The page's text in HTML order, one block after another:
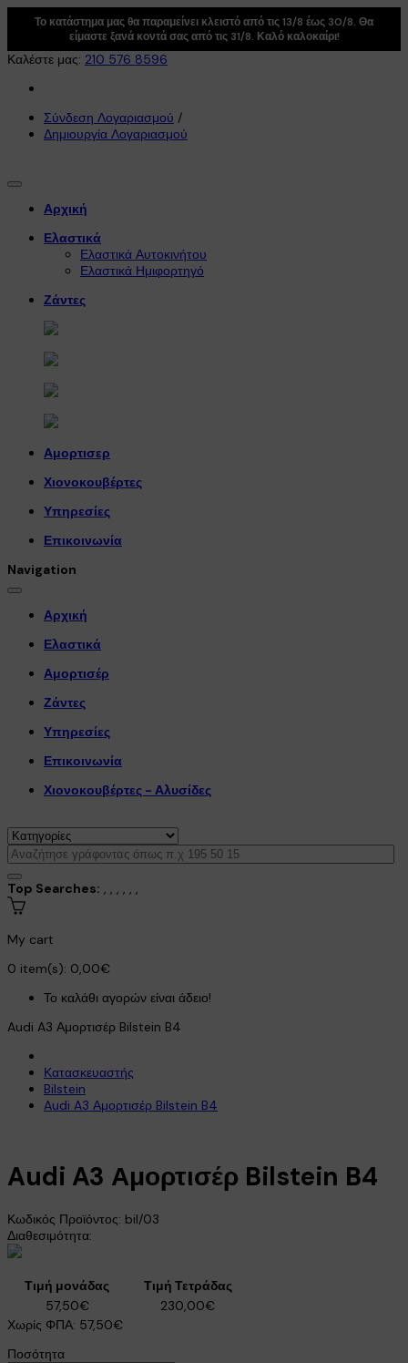
Το κατάστημα μας θα παραμείνει κλειστό από τις 13/8 έως 30/8. Θα
είμαστε ξανά κοντά σας από τις 31/8. Καλό καλοκαίρι!
Καλέστε μας: 210 576 8596
Σύνδεση Λογαριασμού /
Δημιουργία Λογαριασμού
Αρχική
Ελαστικά
Ελαστικά Αυτοκινήτου
Ελαστικά Ημιφορτηγό
Ζάντες
Αμορτισερ
Χιονοκουβέρτες
Υπηρεσίες
Επικοινωνία
Navigation
Αρχική
Ελαστικά
Αμορτισέρ
Ζάντες
Υπηρεσίες
Επικοινωνία
Χιονοκουβέρτες - Αλυσίδες
Top Searches: , , , , , ,
My cart
0 item(s): 0,00€
Το καλάθι αγορών είναι άδειο!
Audi A3 Αμορτισέρ Bilstein B4
Κατασκευαστής
Bilstein
Audi A3 Αμορτισέρ Bilstein B4
Audi A3 Αμορτισέρ Bilstein B4
Κωδικός Προϊόντος: bil/03
Διαθεσιμότητα:
Τιμή μονάδας
Τιμή Τετράδας
57,50€
230,00€
Χωρίς ΦΠΑ: 57,50€
Ποσότητα